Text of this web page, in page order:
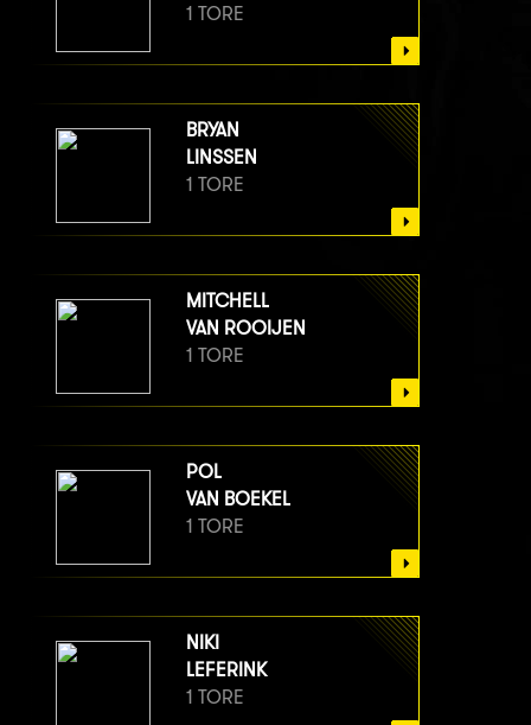
1 TORE
BRYAN
LINSSEN
1 TORE
MITCHELL
VAN ROOIJEN
1 TORE
POL
VAN BOEKEL
1 TORE
NIKI
LEFERINK
1 TORE